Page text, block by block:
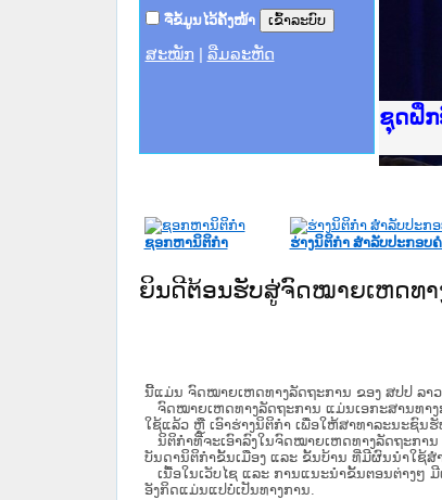
ຈື່ຂໍ້ມູນໄວ້ຄັ້ງໜ້າ
ສະໝັກ ລືມລະຫັດ
ເຜີຍແ
ກະຊວ
ຊຸດຝຶກ
ກອງປ
ຝຶກອົບ
ຝຶກອົບ
ເຜີຍແ
ເຜີຍແ
ຍົກລະ
ຊຸດຝຶກ
ຊອກຫານິຕິກໍາ ຮ່າງນິຕິກໍາ ສໍາລັບປະກອບ
ຍິນດີຕ້ອນຮັບສູ່ຈົດໝາຍເຫດທາ
ນີ້ແມ່ນ ຈົດໝາຍເຫດທາງລັດຖະການ ຂອງ ສປປ ລາ
ຈົດໝາຍເຫດທາງລັດຖະການ ແມ່ນ​ເອ​ກະ​ສານ​ທາງ​
ໃຊ້ແລ້ວ ຫຼື ເອົາຮ່າງນິຕິກໍາ ເພື່ອໃຫ້​ສາ​ທາ​ລະ​ນະ​ຊົນ​
ນິ​ຕິ​ກຳ​ທີ່​ຈະ​ເອົາ​ລົງ​ໃນ​ຈົດ​ໝາຍ​ເຫດ​ທາງ​ລັດ​ຖະ​ກາ
ບັນ​ດານິ​ຕິ​ກຳ​ຂັ້ນ​ເມືອງ ແລະ ຂັ້ນ​ບ້ານ ​ທີ່​ມີ​ຜົນ​ນຳ​ໃຊ້​ສ
ເນື້ອໃນ​ເວັບ​ໄຊ​ ແລະ ການແນະນໍາຂັ້ນຕອນຕ່າງໆ
ອັງກິດແມ່ນແປບໍ່ເປັນທາງການ.